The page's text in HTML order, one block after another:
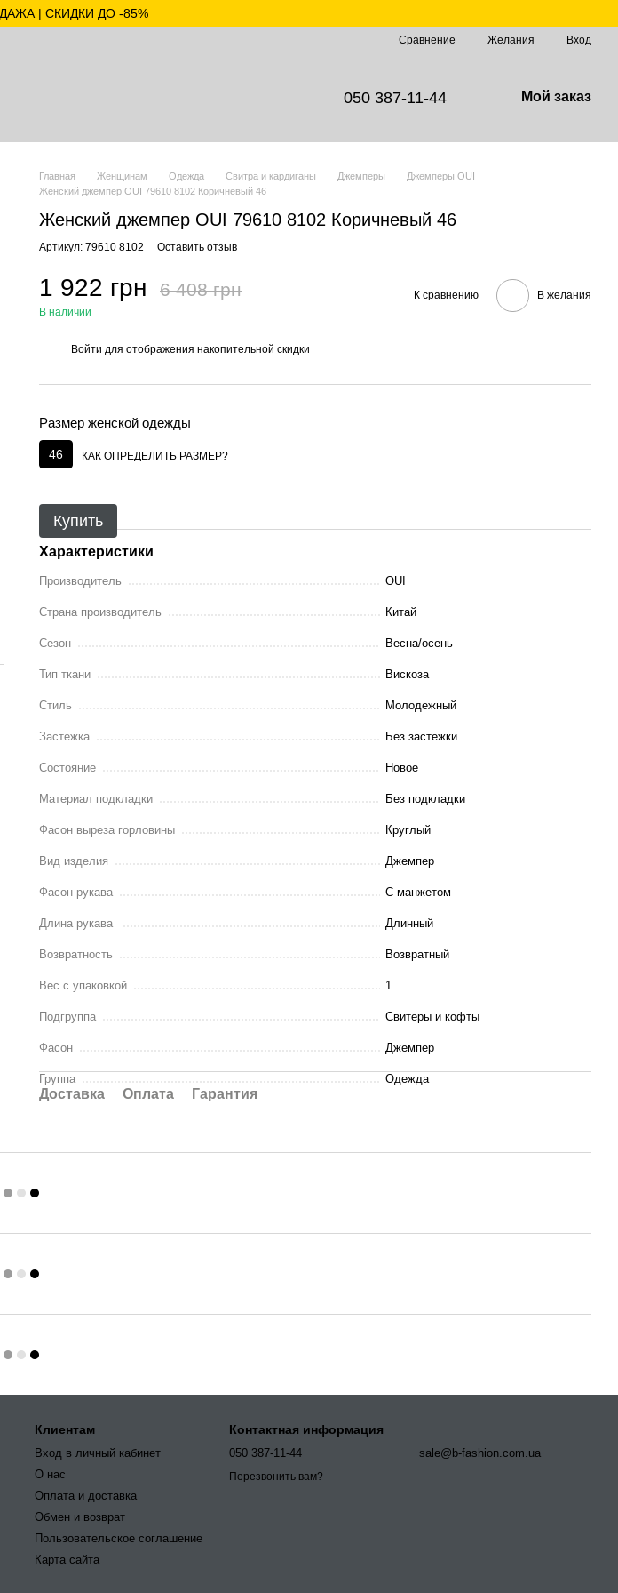
| СКИДКИ ДО -85%
Сравнение Желания Вход
050 387-11-44 Мой заказ
Главная Женщинам Одежда Свитра и кардиганы Джемперы
Джемперы OUI
Женский джемпер OUI 79610 8102 Коричневый 46
Женский джемпер OUI 79610 8102 Коричневый 46
Артикул: 79610 8102 Оставить отзыв
1 922 грн 6 408 грн
В наличии
К сравнению В желания
Войти для отображения накопительной скидки
Размер женской одежды
46 КАК ОПРЕДЕЛИТЬ РАЗМЕР?
Купить
Характеристики
Производитель OUI
Страна производитель Китай
Сезон Весна/осень
Тип ткани Вискоза
Стиль Молодежный
Застежка Без застежки
Состояние Новое
Материал подкладки Без подкладки
Фасон выреза горловины Круглый
Вид изделия Джемпер
Фасон рукава С манжетом
Длина рукава Длинный
Возвратность Возвратный
Вес с упаковкой 1
Подгруппа Свитеры и кофты
Фасон Джемпер
Группа Одежда
Доставка Оплата Гарантия
Клиентам
Вход в личный кабинет
О нас
Оплата и доставка
Обмен и возврат
Пользовательское соглашение
Карта сайта
Контактная информация
050 387-11-44
Перезвонить вам?
sale@b-fashion.com.ua